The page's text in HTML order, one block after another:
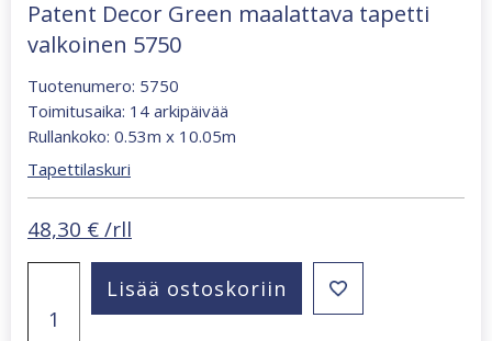
Patent Decor Green maalattava tapetti
valkoinen 5750
Tuotenumero: 5750
Toimitusaika: 14 arkipäivää
Rullankoko: 0.53m x 10.05m
Tapettilaskuri
48,30 € /rll
Green
Lisää ostoskoriin